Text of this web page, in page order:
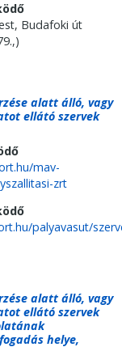
Budafoki út
,)
alatt álló, vagy
ellátó szervek
mav-
zrt
palyavasut/
alatt álló, vagy
ellátó szervek
helye,